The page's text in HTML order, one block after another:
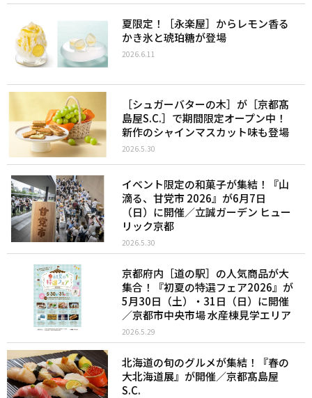
夏限定！［永楽屋］からレモン香る
かき氷と琥珀糖が登場
2026.6.11
［シュガーバターの木］が［京都髙
島屋S.C.］で期間限定オープン中！
新作のシャインマスカット味も登場
2026.5.30
イベント限定の和菓子が集結！『山
滴る、甘党市 2026』が6月7日
（日）に開催／立誠ガーデン ヒュー
リック京都
2026.5.30
京都府内［道の駅］の人気商品が大
集合！『初夏の特選フェア2026』が
5月30日（土）・31日（日）に開催
／京都市中央市場 水産棟見学エリア
2026.5.29
北海道の旬のグルメが集結！『春の
大北海道展』が開催／京都髙島屋
S.C.